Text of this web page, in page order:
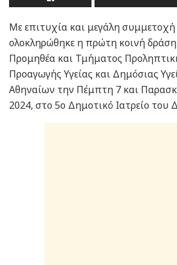
Με επιτυχία και μεγάλη
ολοκληρώθηκε η πρώτη κοινή
Προμηθέα και Τμήματος
Προαγωγής Υγείας και Δημόσιας
Αθηναίων την Πέμπτη 7 και
2024, στο 5ο Δημοτικό Ιατρείο του